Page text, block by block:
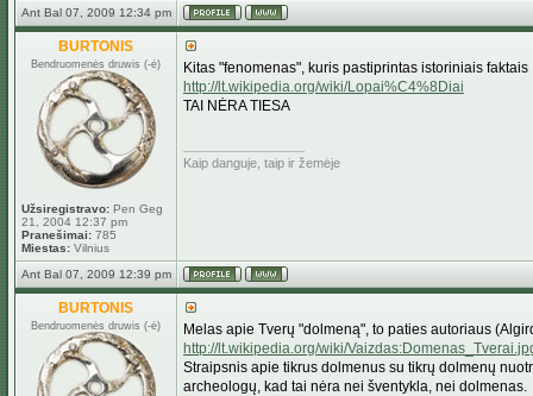
Ant Bal 07, 2009 12:34 pm
BURTONIS
Bendruomenės druwis (-ė)
Užsiregistravo: Pen Geg
21, 2004 12:37 pm
Pranešimai: 785
Miestas: Vilnius
Kitas "fenomenas", kuris pastiprintas istoriniais faktais
http://lt.wikipedia.org/wiki/Lopai%C4%8Diai
TAI NĖRA TIESA
Kaip danguje, taip ir žemėje
Ant Bal 07, 2009 12:39 pm
BURTONIS
Bendruomenės druwis (-ė)
Melas apie Tverų "dolmeną", to paties autoriaus
http://lt.wikipedia.org/wiki/
Straipsnis apie tikrus dolmenus su tikrų dolmenų
archeologų, kad tai nėra nei šventykla, nei dolmenas.